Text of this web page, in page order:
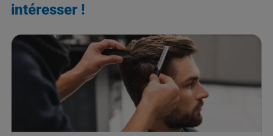
intéresser !